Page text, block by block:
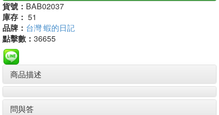
貨號： BAB02037
庫存： 51
品牌： 台灣 蝦的日記
點擊數： 36655
商品描述
問與答